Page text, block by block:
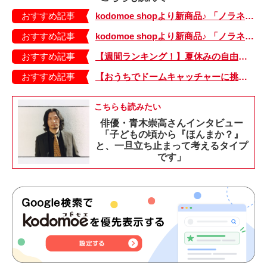
おすすめ記事
kodomoe shopより新商品♪ 「ノラネコぐんだん」耐熱マグ3種が登場！
おすすめ記事
kodomoe shopより新商品♪ 「ノラネコぐんだん」なりきり帽子（大、小）が登場！
おすすめ記事
【週間ランキング！】夏休みの自由研究記事がランクイン！ kodomoe web 7月12日～18日の週間TOP5★
おすすめ記事
【おうちでドームキャッチャーに挑戦だ】アンパンマン わくわくドームキャッチャー
こちらも読みたい
俳優・青木崇高さんインタビュー
「子どもの頃から『ほんまか？』
と、一旦立ち止まって考えるタイプ
です」